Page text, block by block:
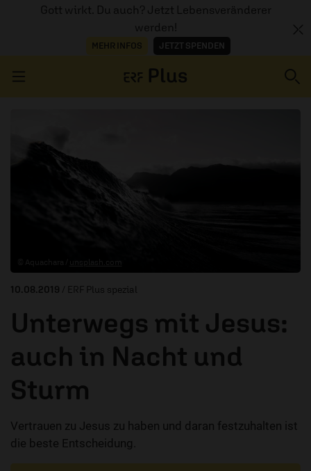
Gott wirkt. Du auch? Jetzt Lebensveränderer
werden!
MEHR INFOS JETZT SPENDEN
ERZÄHL MAL
10.08.2019 / ERF Plus spezial
Unterwegs mit Jesus:
auch in Nacht und
Sturm
Vertrauen zu Jesus zu haben und daran festzuhalten ist
die beste Entscheidung.